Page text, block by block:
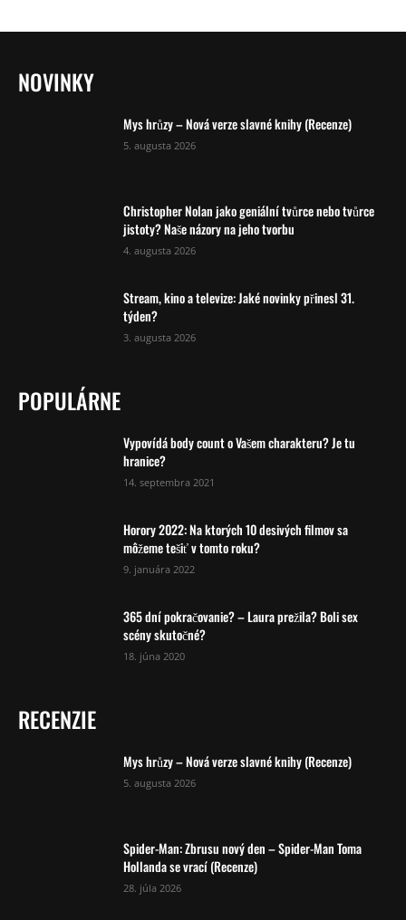
NOVINKY
Mys hrůzy – Nová verze slavné knihy (Recenze)
5. augusta 2026
Christopher Nolan jako geniální tvůrce nebo tvůrce
jistoty? Naše názory na jeho tvorbu
4. augusta 2026
Stream, kino a televize: Jaké novinky přinesl 31.
týden?
3. augusta 2026
POPULÁRNE
Vypovídá body count o Vašem charakteru? Je tu
hranice?
14. septembra 2021
Horory 2022: Na ktorých 10 desivých filmov sa
môžeme tešiť v tomto roku?
9. januára 2022
365 dní pokračovanie? – Laura prežila? Boli sex
scény skutočné?
18. júna 2020
RECENZIE
Mys hrůzy – Nová verze slavné knihy (Recenze)
5. augusta 2026
Spider-Man: Zbrusu nový den – Spider-Man Toma
Hollanda se vrací (Recenze)
28. júla 2026